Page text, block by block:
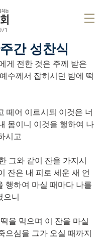
간 성찬식
게 전한 것은 주께 받은
수께서 잡히시던 밤에 떡
떼어 이르시되 이것은 너
몸이니 이것을 행하여 나
시고
그와 같이 잔을 가지시
잔은 내 피로 세운 새 언
행하여 마실 때마다 나를
으니
을 먹으며 이 잔을 마실
으심을 그가 오실 때까지